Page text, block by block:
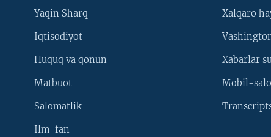
Yaqin Sharq
Iqtisodiyot
Huquq va qonun
Matbuot
Salomatlik
Ilm-fan
Xalqaro
Xabarlar
Mobil-